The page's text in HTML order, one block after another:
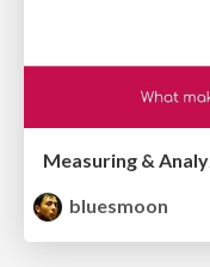
Measuring &
bluesmoon